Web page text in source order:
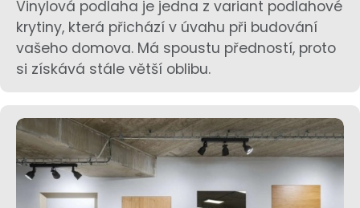
Vinylová podlaha je jedna z variant podlahové
krytiny, která přichází v úvahu při budování
vašeho domova. Má spoustu předností, proto
si získává stále větší oblibu.